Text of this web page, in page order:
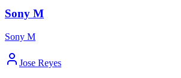
Sony M
Sony M
Jose Reyes